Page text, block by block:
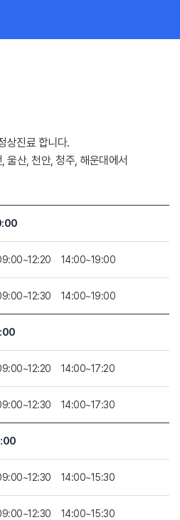
상진료 합니다.
울산, 천안, 청주, 해운대에서
14:00~19:00
14:00~19:00
14:00~17:20
14:00~17:30
14:00~15:30
14:00~15:30